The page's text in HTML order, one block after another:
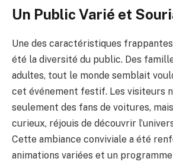
Un Public Varié et
Une des caractéristiques
été la diversité du public. Des
adultes, tout le monde semblait
cet événement festif. Les visiteurs
seulement des fans de voitures,
curieux, réjouis de découvrir
Cette ambiance conviviale a été
animations variées et un